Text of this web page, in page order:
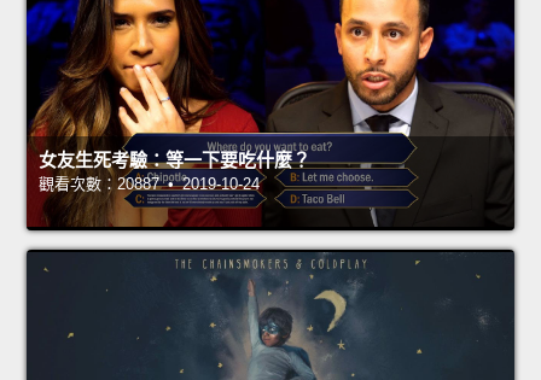
女友生死考驗：等一下要吃什麼？
觀看次數：20887 • 2019-10-24